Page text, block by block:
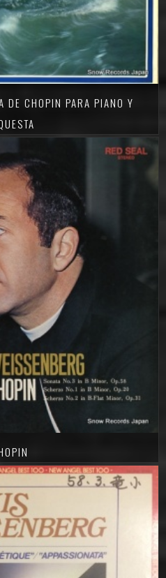
DE CHOPIN PARA PIANO Y